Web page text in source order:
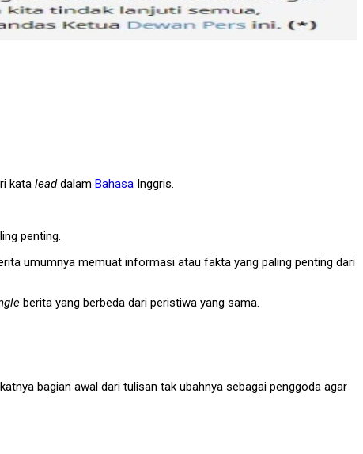
kata leaddalam Bahasa Inggris.
penting.
umumnya memuat informasi atau fakta yang paling penting dari
berita yang berbeda dari peristiwa yang sama.
bagian awal dari tulisan tak ubahnya sebagai penggoda agar